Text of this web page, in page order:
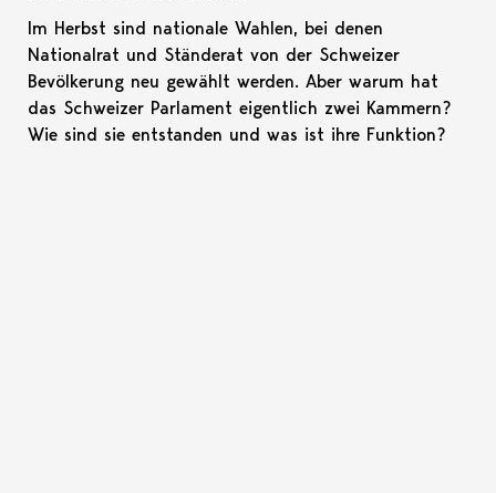
Im Herbst sind nationale Wahlen, bei denen
Nationalrat und Ständerat von der Schweizer
Bevölkerung neu gewählt werden. Aber warum hat
das Schweizer Parlament eigentlich zwei Kammern?
Wie sind sie entstanden und was ist ihre Funktion?